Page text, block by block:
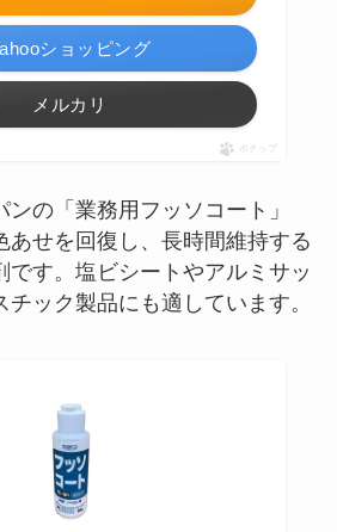
ショッピング
メルカリ
ポチップ
ンの「業務用フッソコート」
あせを回復し、長時間維持する
です。塩ビシートやアルミサッ
チック製品にも適しています。